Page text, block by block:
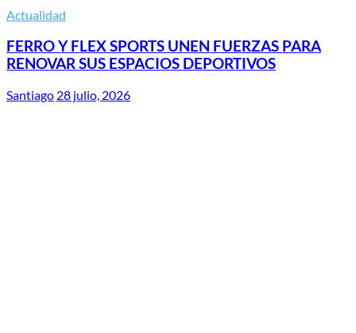
Actualidad
FERRO Y FLEX SPORTS UNEN FUERZAS PARA
RENOVAR SUS ESPACIOS DEPORTIVOS
Santiago 28 julio, 2026